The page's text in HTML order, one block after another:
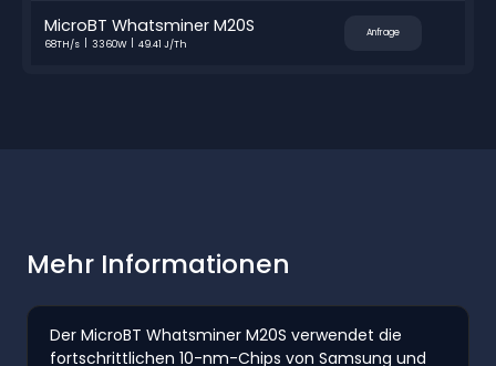
MicroBT Whatsminer M20S
68TH/s 3360W 49.41 J/Th
Anfrage
Mehr Informationen
Der MicroBT Whatsminer M20S verwendet die
fortschrittlichen 10-nm-Chips von Samsung und